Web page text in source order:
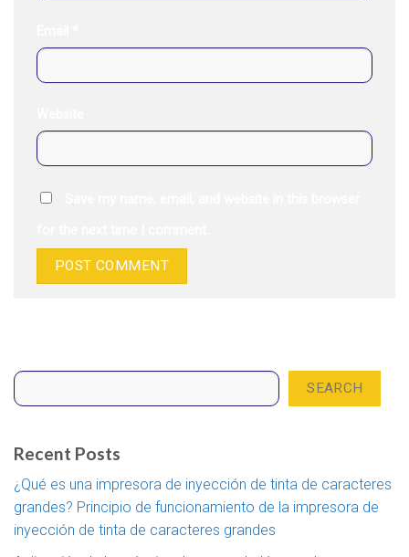
SEARCH
Recent Posts
¿Qué es una impresora de inyección de tinta de caracteres
grandes? Principio de funcionamiento de la impresora de
inyección de tinta de caracteres grandes